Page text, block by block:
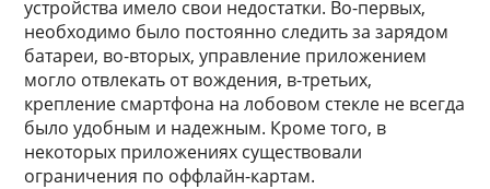
устройства имело свои недостатки. Во-первых,
необходимо было постоянно следить за зарядом
батареи, во-вторых, управление приложением
могло отвлекать от вождения, в-третьих,
крепление смартфона на лобовом стекле не всегда
было удобным и надежным. Кроме того, в
некоторых приложениях существовали
ограничения по оффлайн-картам.